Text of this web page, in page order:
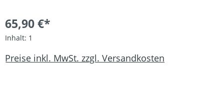
65,90 €*
Inhalt: 1
Preise inkl. MwSt. zzgl. Versandkosten